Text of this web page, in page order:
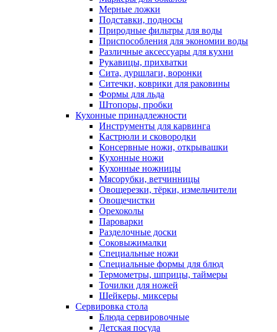
Мерные ложки
Подставки, подносы
Природные фильтры для воды
Приспособления для экономии воды
Различные аксессуары для кухни
Рукавицы, прихватки
Сита, дуршлаги, воронки
Ситечки, коврики для раковины
Формы для льда
Штопоры, пробки
Кухонные принадлежности
Инструменты для карвинга
Кастрюли и сковородки
Консервные ножи, открывашки
Кухонные ножи
Кухонные ножницы
Мясорубки, ветчинницы
Овощерезки, тёрки, измельчители
Овощечистки
Орехоколы
Пароварки
Разделочные доски
Соковыжималки
Специальные ножи
Специальные формы для блюд
Термометры, шприцы, таймеры
Точилки для ножей
Шейкеры, миксеры
Сервировка стола
Блюда сервировочные
Детская посуда